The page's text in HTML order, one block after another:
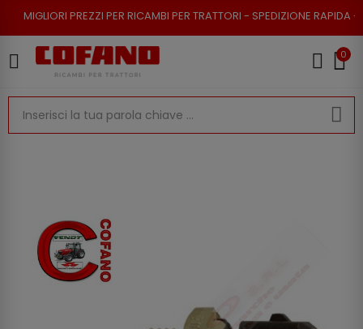
PER RICAMBI PER TRATTORI - SPEDIZIONE RAPIDA - RESO
0